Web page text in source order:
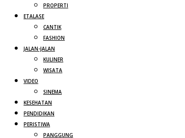
PROPERTI
ETALASE
CANTIK
FASHION
JALAN-JALAN
KULINER
WISATA
VIDEO
SINEMA
KESEHATAN
PENDIDIKAN
PERISTIWA
PANGGUNG